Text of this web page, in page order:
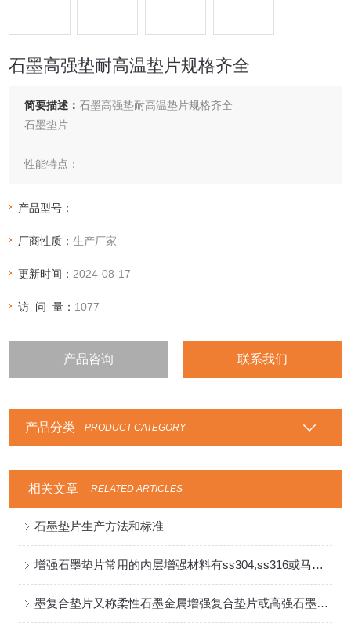
石墨高强垫耐高温垫片规格齐全
简要描述：石墨高强垫耐高温垫片规格齐全
石墨垫片
性能特点：
绕，焊接端点而成。
质等接触的管道、法兰、阀门、泵进出口，各种换热器、反应
产品型号：
厂商性质：生产厂家
更新时间： 2024-08-17
访 问 量： 1077
产品咨询 联系我们
产品分类 PRODUCT CATEGORY
相关文章 RELATED ARTICLES
石墨垫片生产方法和标准
增强石墨垫片常用的内层增强材料有ss304,ss316或马口铁等
墨复合垫片又称柔性石墨金属增强复合垫片或高强石墨垫片